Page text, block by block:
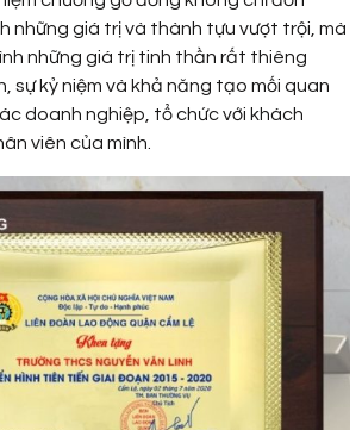
những giá trị và thành tựu vượt trội, mà
những giá trị tinh thần rất thiêng
sự kỷ niệm và khả năng tạo mối quan
doanh nghiệp, tổ chức với khách
viên của mình.